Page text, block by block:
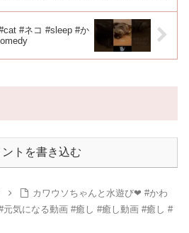
#ネコ #sleep #か
ントを書き込む
カワウソちゃんと水遊び❤ #かわ
元気になる動画 #癒し #癒し動画 #癒し #